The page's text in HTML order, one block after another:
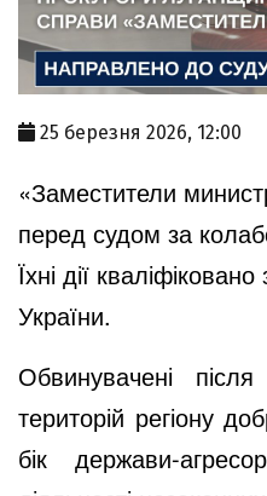
25 березня 2026, 12:00
«Заместители
перед судом за
Їхні дії
України.
Обвинувачені
територій регіону
бік держави-